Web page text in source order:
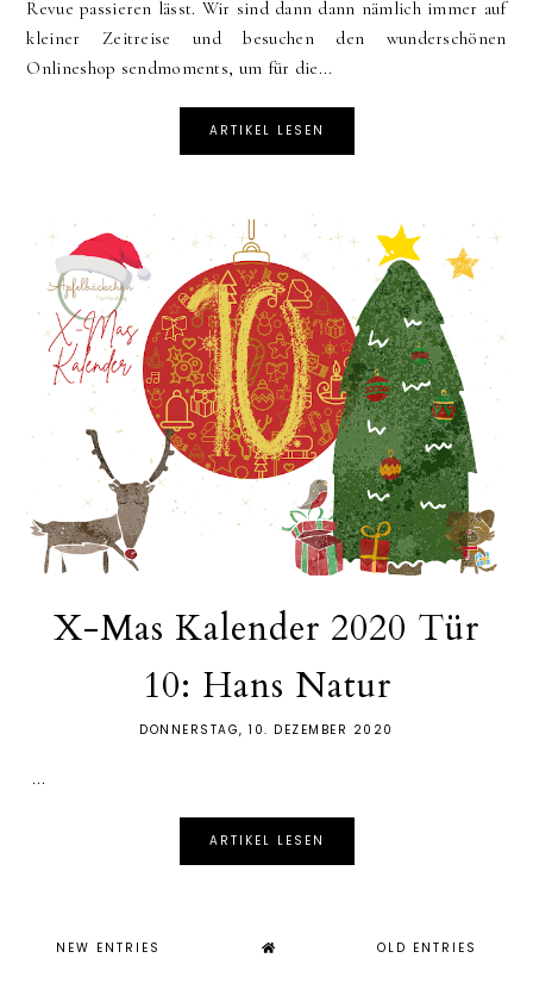
Revue passieren lässt. Wir sind dann dann nämlich immer auf
kleiner Zeitreise und besuchen den wunderschönen
Onlineshop sendmoments, um für die...
ARTIKEL LESEN
X-Mas Kalender 2020 Tür
10: Hans Natur
DONNERSTAG, 10. DEZEMBER 2020
...
ARTIKEL LESEN
NEW ENTRIES OLD ENTRIES